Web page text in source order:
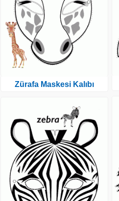
Zürafa Maskesi Kalıbı